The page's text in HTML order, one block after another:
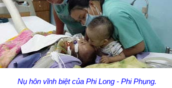
Nụ hôn vĩnh biệt của Phi Long - Phi Phụng.